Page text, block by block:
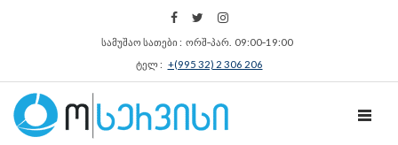
სამუშაო სათები : ორშ‑პარ. 09:00‑19:00
ტელ : +(995 32) 2 306 206